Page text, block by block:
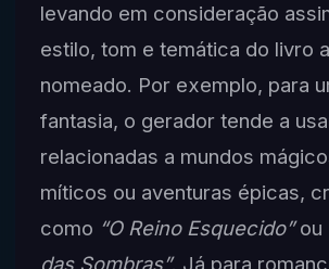
levando em consideração
estilo, tom e temática do livro
nomeado. Por exemplo, para
fantasia, o gerador tende a
relacionadas a mundos
míticos ou aventuras épicas,
como “O Reino Esquecido”ou
das Sombras”. Já para